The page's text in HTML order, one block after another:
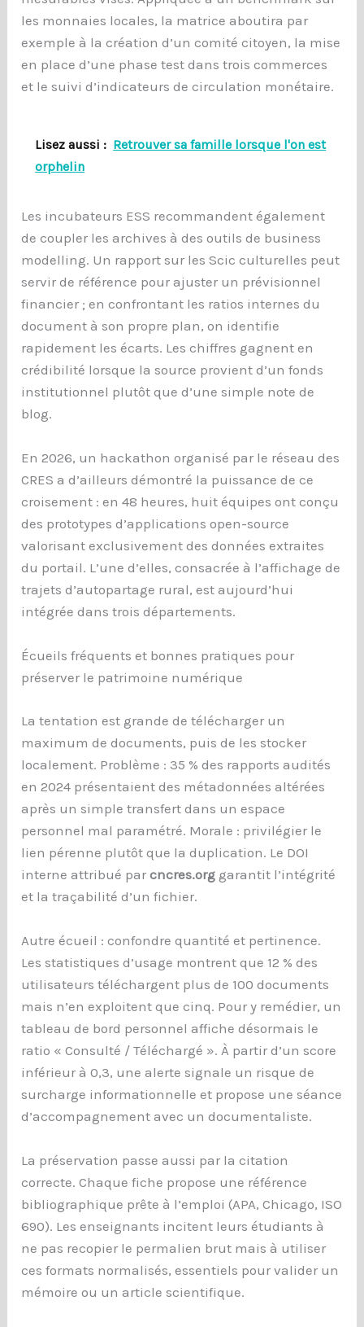
les monnaies locales, la matrice aboutira par
exemple à la création d’un comité citoyen, la mise
en place d’une phase test dans trois commerces
et le suivi d’indicateurs de circulation monétaire.
Lisez aussi : Retrouver sa famille lorsque l'on est
orphelin
Les incubateurs ESS recommandent également
de coupler les archives à des outils de business
modelling. Un rapport sur les Scic culturelles peut
servir de référence pour ajuster un prévisionnel
financier ; en confrontant les ratios internes du
document à son propre plan, on identifie
rapidement les écarts. Les chiffres gagnent en
crédibilité lorsque la source provient d’un fonds
institutionnel plutôt que d’une simple note de
blog.
En 2026, un hackathon organisé par le réseau des
CRES a d’ailleurs démontré la puissance de ce
croisement : en 48 heures, huit équipes ont conçu
des prototypes d’applications open-source
valorisant exclusivement des données extraites
du portail. L’une d’elles, consacrée à l’affichage de
trajets d’autopartage rural, est aujourd’hui
intégrée dans trois départements.
Écueils fréquents et bonnes pratiques pour
préserver le patrimoine numérique
La tentation est grande de télécharger un
maximum de documents, puis de les stocker
localement. Problème : 35 % des rapports audités
en 2024 présentaient des métadonnées altérées
après un simple transfert dans un espace
personnel mal paramétré. Morale : privilégier le
lien pérenne plutôt que la duplication. Le DOI
interne attribué parcncres.org garantit l’intégrité
et la traçabilité d’un fichier.
Autre écueil : confondre quantité et pertinence.
Les statistiques d’usage montrent que 12 % des
utilisateurs téléchargent plus de 100 documents
mais n’en exploitent que cinq. Pour y remédier, un
tableau de bord personnel affiche désormais le
ratio « Consulté / Téléchargé ». À partir d’un score
inférieur à 0,3, une alerte signale un risque de
surcharge informationnelle et propose une séance
d’accompagnement avec un documentaliste.
La préservation passe aussi par la citation
correcte. Chaque fiche propose une référence
bibliographique prête à l’emploi (APA, Chicago, ISO
690). Les enseignants incitent leurs étudiants à
ne pas recopier le permalien brut mais à utiliser
ces formats normalisés, essentiels pour valider un
mémoire ou un article scientifique.